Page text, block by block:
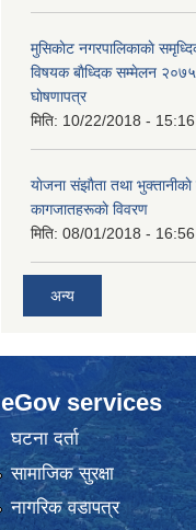
मुसिकाेट नगरपालिकाकाे
विषयक बाैध्दिक सम्मेलन
घाेषणापत्र
मिति: 10/22/2018 - 15:16
याेजना संझाैता तथा
कागजातहरूकाे विवरण
मिति: 08/01/2018 - 16:56
अन्य
eGov services
घटना दर्ता
सामाजिक सुरक्षा
नागरिक वडापत्र